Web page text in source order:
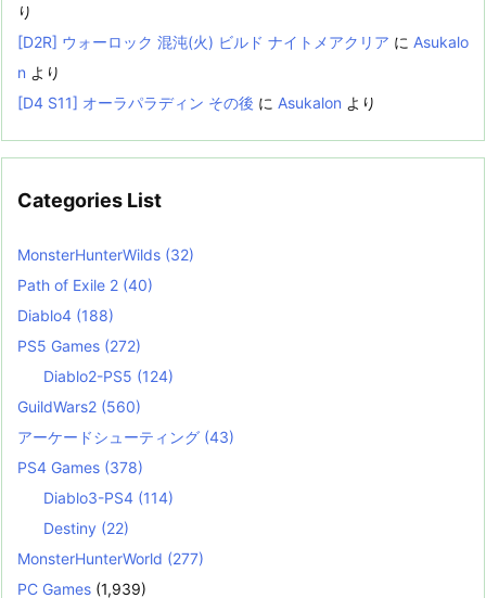
り
[D2R] ウォーロック 混沌(火) ビルド ナイトメアクリア に Asukalo
n より
[D4 S11] オーラパラディン その後 に Asukalon より
Categories List
MonsterHunterWilds (32)
Path of Exile 2 (40)
Diablo4 (188)
PS5 Games (272)
Diablo2-PS5 (124)
GuildWars2 (560)
アーケードシューティング (43)
PS4 Games (378)
Diablo3-PS4 (114)
Destiny (22)
MonsterHunterWorld (277)
PC Games (1,939)